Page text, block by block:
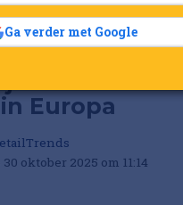
Europa
oktober 2025 om 11:14
Ga verder met Google